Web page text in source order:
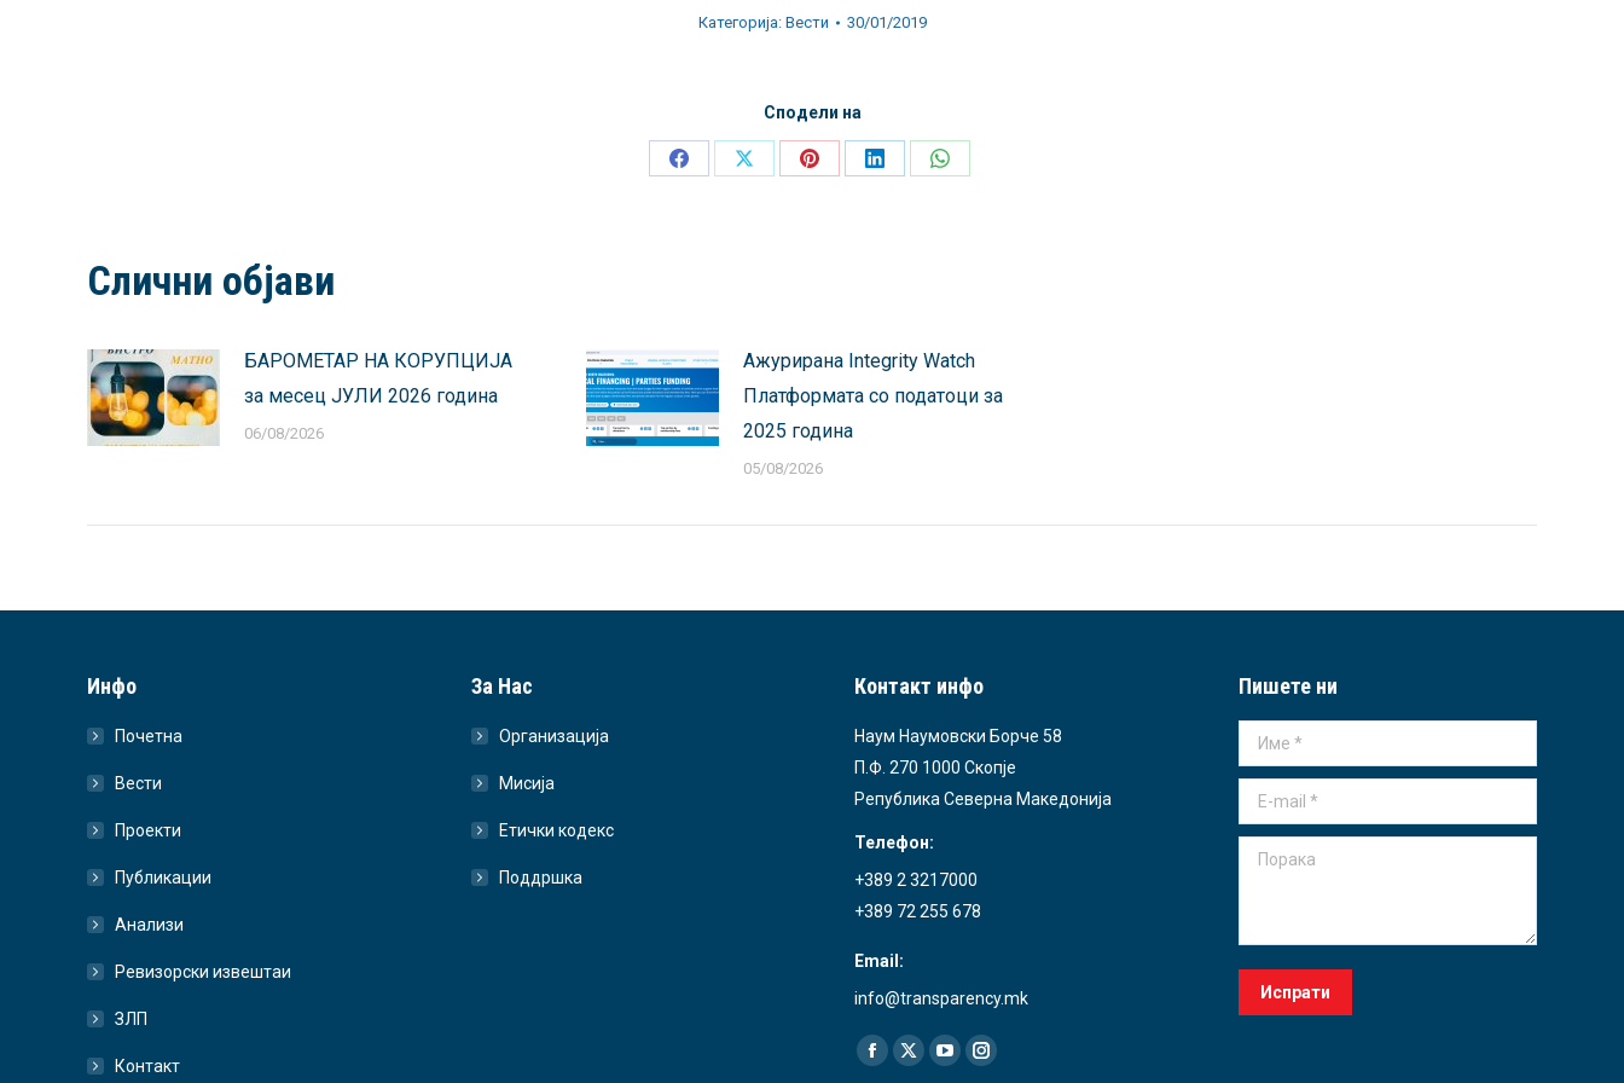
Категорија: Вести 30/01/2019
Сподели на
Share
Share
Share
Share
Share
Слични објави
БАРОМЕТАР НА КОРУПЦИЈА
за месец ЈУЛИ 2026 година
06/08/2026
Ажурирана Integrity Watch
Платформата со податоци за
2025 година
05/08/2026
Инфо
Почетна
Вести
Проекти
Публикации
Анализи
Ревизорски извештаи
ЗЛП
Контакт
За Нас
Организација
Мисија
Етички кодекс
Поддршка
Контакт инфо
Наум Наумовски Борче 58
П.Ф. 270 1000 Скопје
Република Северна Македонија
Телефон:
+389 2 3217000
+389 72 255 678
Email:
info@transparency.mk
Find us on:
Facebook
X YouTubeInstagram
Пишете ни
Име *
E-mail *
Порака
Испрати